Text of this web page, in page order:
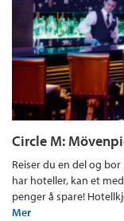
Circle M:
Reiser du en del og
har hoteller, kan et
penger å spare!
Mer